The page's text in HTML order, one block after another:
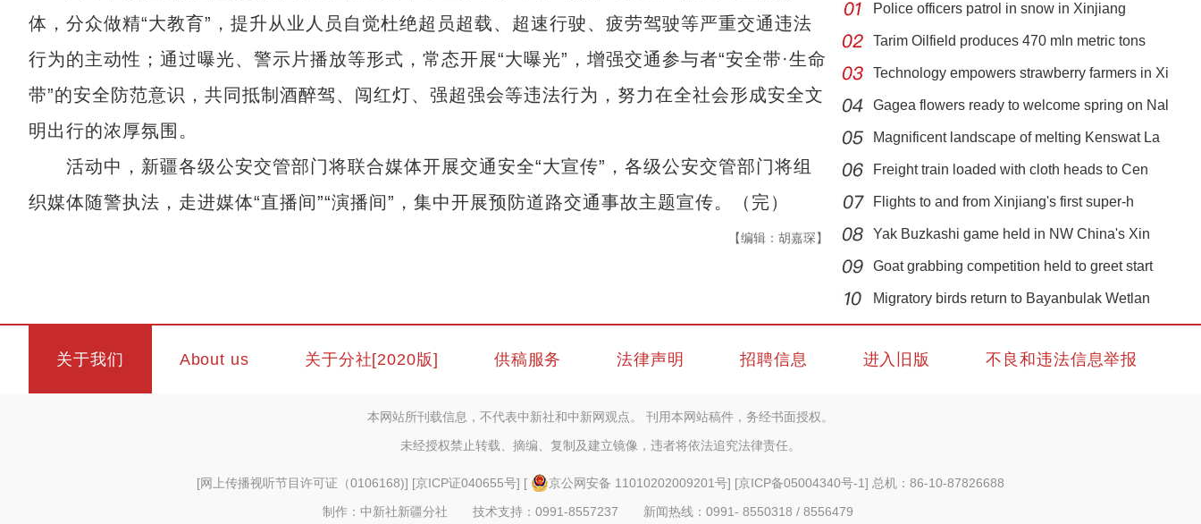
体，分众做精“大教育”，提升从业人员自觉杜绝超员超载、超速行驶、疲劳驾驶等严重交通违法
行为的主动性；通过曝光、警示片播放等形式，常态开展“大曝光”，增强交通参与者“安全带·生命
带”的安全防范意识，共同抵制酒醉驾、闯红灯、强超强会等违法行为，努力在全社会形成安全文
明出行的浓厚氛围。
活动中，新疆各级公安交管部门将联合媒体开展交通安全“大宣传”，各级公安交管部门将组
织媒体随警执法，走进媒体“直播间”“演播间”，集中开展预防道路交通事故主题宣传。（完）
【编辑：胡嘉琛】
实拍新疆兵团昆玉市八万余头牲畜春季“大迁
Police officers patrol in snow in Xinjiang
Tarim Oilfield produces 470 mln metric tons
Technology empowers strawberry farmers in Xi
Gagea flowers ready to welcome spring on Nal
Magnificent landscape of melting Kenswat La
Freight train loaded with cloth heads to Cen
Flights to and from Xinjiang's first super-h
Yak Buzkashi game held in NW China's Xin
Goat grabbing competition held to greet start
Migratory birds return to Bayanbulak Wetlan
关于我们 About us 关于分社[2020版] 供稿服务 法律声明 招聘信息 进入旧版 不良和违法信息举报
本网站所刊载信息，不代表中新社和中新网观点。 刊用本网站稿件，务经书面授权。
未经授权禁止转载、摘编、复制及建立镜像，违者将依法追究法律责任。
[网上传播视听节目许可证（0106168)] [京ICP证040655号] [ 京公网安备 11010202009201号] [京ICP备05004340号-1] 总机：86-10-87826688
制作：中新社新疆分社 技术支持：0991-8557237 新闻热线：0991- 8550318 / 8556479